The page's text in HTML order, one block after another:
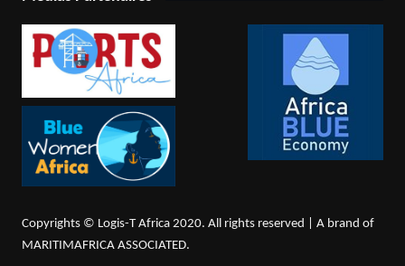
Copyrights © Logis-T Africa 2020. All rights reserved | A brand of
MARITIMAFRICA ASSOCIATED.